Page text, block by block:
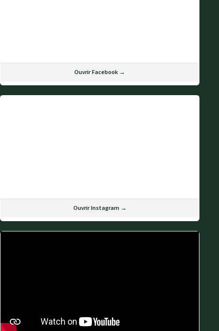
Ouvrir Facebook →
Ouvrir Instagram →